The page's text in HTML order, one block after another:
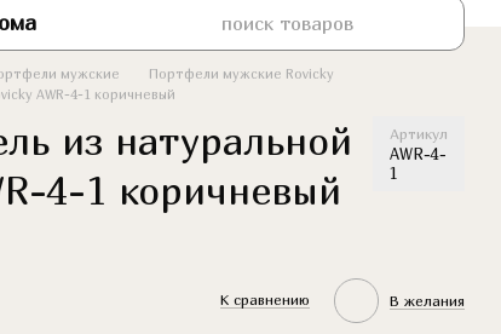
мужские
Портфели мужские Rovicky
AWR-4-1 коричневый
из натуральной
4-1 коричневый
Артикул
AWR-4-
1
К сравнению В желания